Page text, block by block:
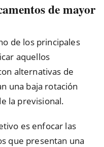
de mayor
de los principales
aquellos
alternativas de
una baja rotación
la previsional.
es enfocar las
que presentan una